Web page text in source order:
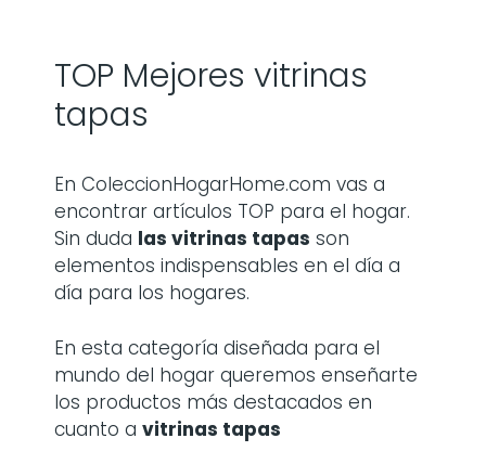
TOP Mejores vitrinas
tapas
En ColeccionHogarHome.com vas a
encontrar artículos TOP para el hogar.
Sin duda las vitrinas tapas son
elementos indispensables en el día a
día para los hogares.
En esta categoría diseñada para el
mundo del hogar queremos enseñarte
los productos más destacados en
cuanto a vitrinas tapas